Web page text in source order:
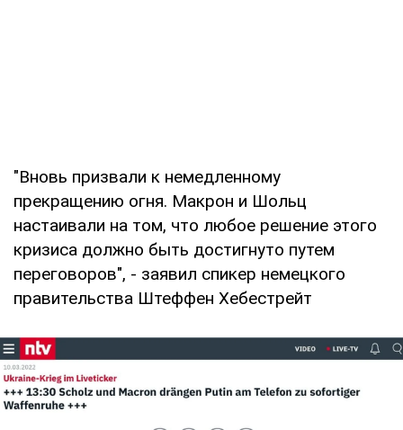
"Вновь призвали к немедленному
прекращению огня. Макрон и Шольц
настаивали на том, что любое решение этого
кризиса должно быть достигнуто путем
переговоров", - заявил спикер немецкого
правительства Штеффен Хебестрейт